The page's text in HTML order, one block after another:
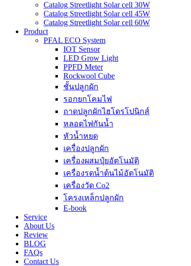
Catalog Streetlight Solar cell 30W
Catalog Streetlight Solar cell 45W
Catalog Streetlight Solar cell 60W
Product
PFAL ECO System
IOT Sensor
LED Grow Light
PPFD Meter
Rockwool Cube
ชั้นปลูกผัก
รอกยกโคมไฟ
ถาดปลูกผักไฮโดรโปนิกส์
หลอดไฟกันน้ำ
หัวน้ำหยด
เครื่องปลูกผัก
เครื่องผสมปุ๋ยอัตโนมัติ
เครื่องรดน้ำต้นไม้อัตโนมัติ
เครื่องวัด Co2
โครงเหล็กปลูกผัก
E-book
Service
About Us
Review
BLOG
FAQs
Contact Us